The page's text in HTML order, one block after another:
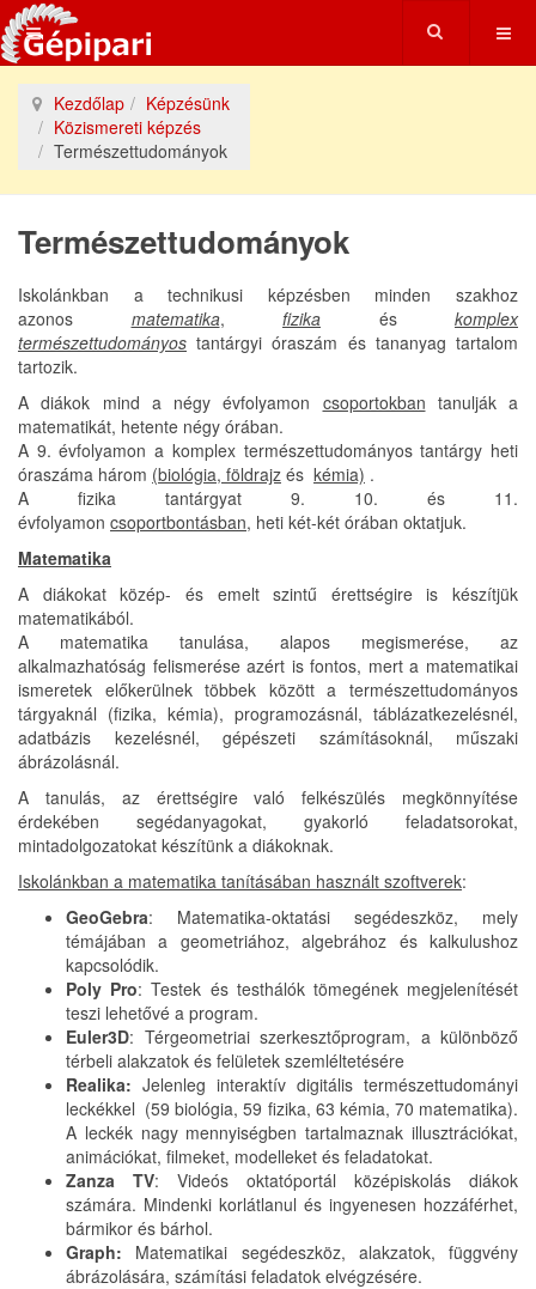
Kezdőlap
Képzésünk
Közismereti képzés
Természettudományok
Természettudományok
Iskolánkban a technikusi képzésben minden szakhoz
azonos matematika, fizika és komplex
természettudományos tantárgyi óraszám és tananyag tartalom
tartozik.
A diákok mind a négy évfolyamon csoportokban tanulják a
matematikát, hetente négy órában.
A 9. évfolyamon a komplex természettudományos tantárgy heti
óraszáma három (biológia, földrajz és kémia) .
A fizika tantárgyat 9. 10. és 11.
évfolyamon csoportbontásban, heti két-két órában oktatjuk.
Matematika
A diákokat közép- és emelt szintű érettségire is készítjük
matematikából.
A matematika tanulása, alapos megismerése, az
alkalmazhatóság felismerése azért is fontos, mert a matematikai
ismeretek előkerülnek többek között a természettudományos
tárgyaknál (fizika, kémia), programozásnál, táblázatkezelésnél,
adatbázis kezelésnél, gépészeti számításoknál, műszaki
ábrázolásnál.
A tanulás, az érettségire való felkészülés megkönnyítése
érdekében segédanyagokat, gyakorló feladatsorokat,
mintadolgozatokat készítünk a diákoknak.
Iskolánkban a matematika tanításában használt szoftverek:
GeoGebra: Matematika-oktatási segédeszköz, mely
témájában a geometriához, algebrához és kalkulushoz
kapcsolódik.
Poly Pro: Testek és testhálók tömegének megjelenítését
teszi lehetővé a program.
Euler3D: Térgeometriai szerkesztőprogram, a különböző
térbeli alakzatok és felületek szemléltetésére
Realika: Jelenleg interaktív digitális természettudományi
leckékkel (59 biológia, 59 fizika, 63 kémia, 70 matematika).
A leckék nagy mennyiségben tartalmaznak illusztrációkat,
animációkat, filmeket, modelleket és feladatokat.
Zanza TV: Videós oktatóportál középiskolás diákok
számára. Mindenki korlátlanul és ingyenesen hozzáférhet,
bármikor és bárhol.
Graph: Matematikai segédeszköz, alakzatok, függvény
ábrázolására, számítási feladatok elvégzésére.